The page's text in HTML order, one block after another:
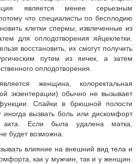
является менее серьезным
что специалисты по бесплодию
клетки спермы, извлеченные из
для оплодотворения яйцеклетки.
восстановить, их смогут получить
путем из яичек, а затем
оплодотворения.
женщина, колоректальная
экзентерации) обычно не вызывает
Спайки в брюшной полости
иногда вызвать боль или дискомфорт
Если была удалена матка,
будет возможна.
влияние на внешний вид тела и
как у мужчин, так и у женщин.